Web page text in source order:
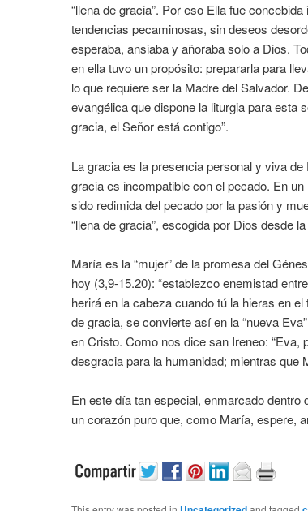
“llena de gracia”. Por eso Ella fue
tendencias pecaminosas, sin deseos
esperaba, ansiaba y añoraba solo a Dios.
en ella tuvo un propósito: prepararla para
lo que requiere ser la Madre del Salvador.
evangélica que dispone la liturgia para esta
gracia, el Señor está contigo”.
La gracia es la presencia personal y viva
gracia es incompatible con el pecado. En
sido redimida del pecado por la pasión y
“llena de gracia”, escogida por Dios desde
María es la “mujer” de la promesa del
hoy (3,9-15.20): “establezco enemistad
herirá en la cabeza cuando tú la hieras en
de gracia, se convierte así en la “nueva
en Cristo. Como nos dice san Ireneo: “Eva,
desgracia para la humanidad; mientras
En este día tan especial, enmarcado
un corazón puro que, como María, espere,